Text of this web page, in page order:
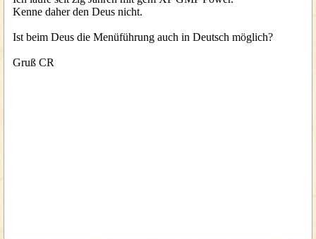
Kenne daher den Deus nicht.
Ist beim Deus die Menüführung auch in Deutsch möglich?
Gruß CR